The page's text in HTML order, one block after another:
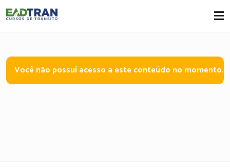
Eadtran
-
Você não possuí acesso a este conteúdo no momento.